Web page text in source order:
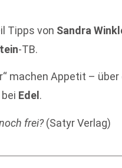
Tipps von Sandra
-TB.
machen Appetit – über
bei Edel .
frei?(Satyr Verlag)